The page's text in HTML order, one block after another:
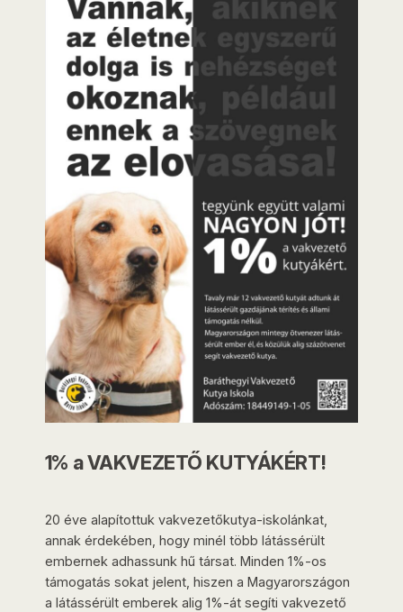
1% a VAKVEZETŐ KUTYÁKÉRT!
20 éve alapítottuk vakvezetőkutya-iskolánkat,
annak érdekében, hogy minél több látássérült
embernek adhassunk hű társat. Minden 1%-os
támogatás sokat jelent, hiszen a Magyarországon
a látássérült emberek alig 1%-át segíti vakvezető